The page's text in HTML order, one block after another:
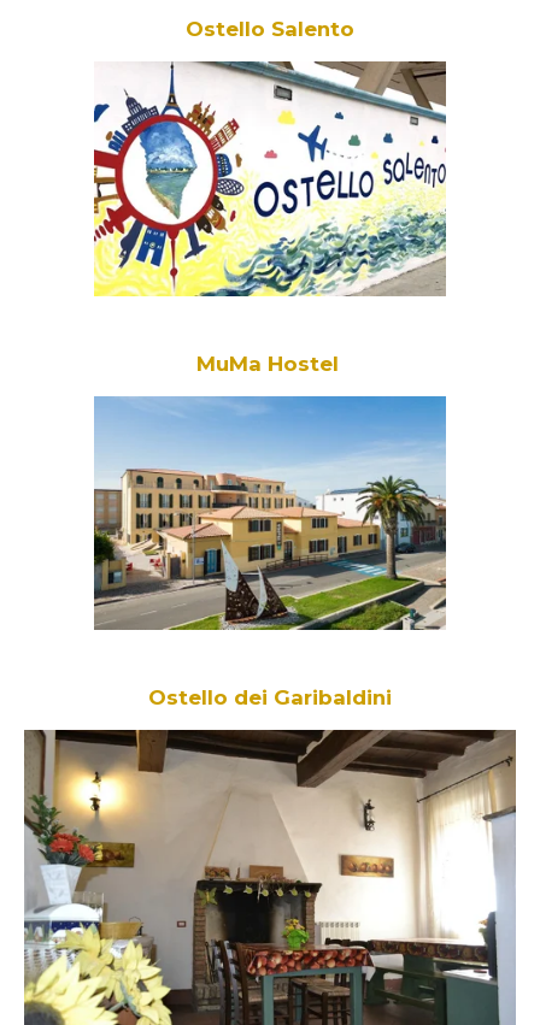
Ostello Salento
MuMa Hostel
Ostello dei Garibaldini